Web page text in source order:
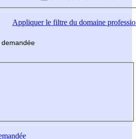
Appliquerle filtre du domaine
demandée